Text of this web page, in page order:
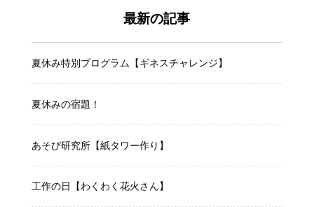
最新の記事
夏休み特別プログラム【ギネスチャレンジ】
夏休みの宿題！
あそび研究所【紙タワー作り】
工作の日【わくわく花火さん】